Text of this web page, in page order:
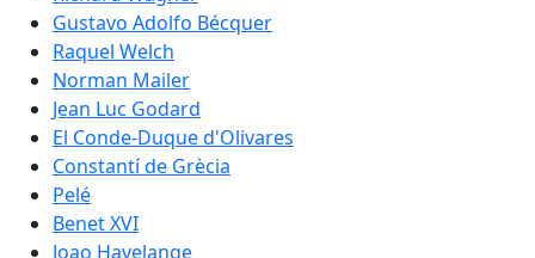
Gustavo Adolfo Bécquer
Raquel Welch
Norman Mailer
Jean Luc Godard
El Conde-Duque d'Olivares
Constantí de Grècia
Pelé
Benet XVI
Joao Havelange